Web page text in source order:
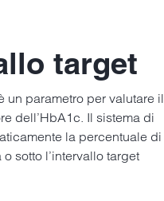
target
un parametro per valutare il
dell’HbA1c. Il sistema di
la percentuale di
sotto l’intervallo target